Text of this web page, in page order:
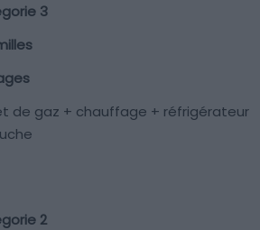
3
de gaz + chauffage + réfrigérateur
2